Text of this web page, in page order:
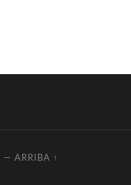
—ARRIBA ↑